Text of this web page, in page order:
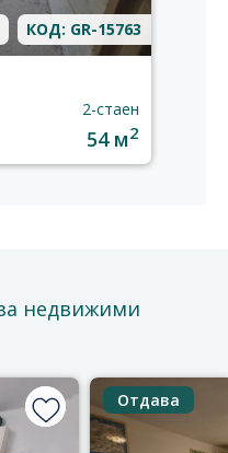
КОД: GR-15763
2-стаен
54 м2
недвижими
Отдава